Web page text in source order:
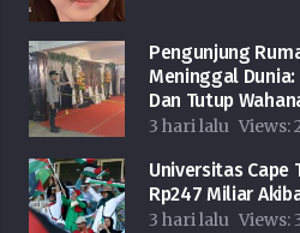
Pengunjung
Meninggal
Dan Tutup
3 hari lalu Views:
Universitas Cape
Rp247 Miliar
3 hari lalu Views: